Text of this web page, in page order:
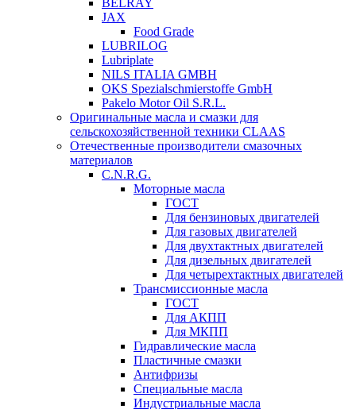
BELRAY
JAX
Food Grade
LUBRILOG
Lubriplate
NILS ITALIA GMBH
OKS Spezialschmierstoffe GmbH
Pakelo Motor Oil S.R.L.
Оригинальные масла и смазки для
сельскохозяйственной техники CLAAS
Отечественные производители смазочных
материалов
C.N.R.G.
Моторные масла
ГОСТ
Для бензиновых двигателей
Для газовых двигателей
Для двухтактных двигателей
Для дизельных двигателей
Для четырехтактных двигателей
Трансмиссионные масла
ГОСТ
Для АКПП
Для МКПП
Гидравлические масла
Пластичные смазки
Антифризы
Специальные масла
Индустриальные масла